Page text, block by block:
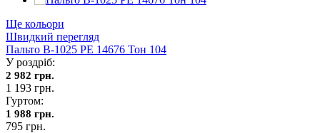
Ще кольори
Швидкий перегляд
Пальто В-1025 PE 14676 Тон 104
У роздріб:
2 982 грн.
1 193 грн.
Гуртом:
1 988 грн.
795 грн.